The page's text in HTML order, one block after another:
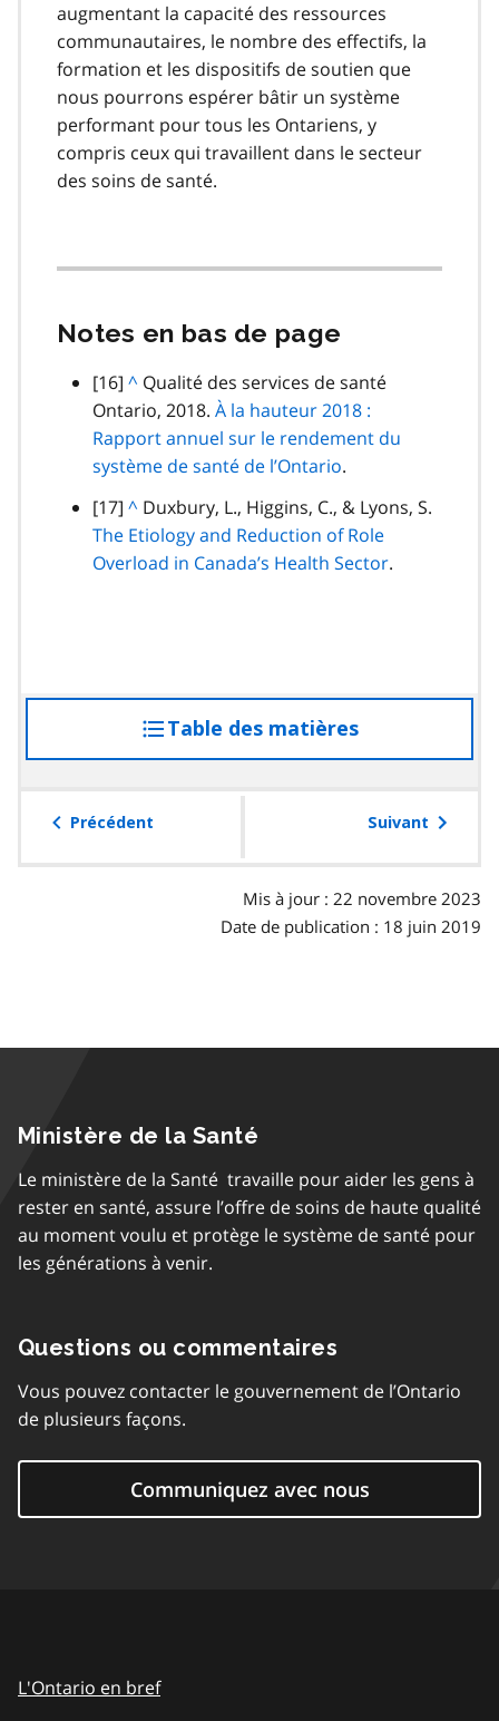
e
7
augmentant la capacité des ressources
communautaires, le nombre des effectifs, la
formation et les dispositifs de soutien que
nous pourrons espérer bâtir un système
performant pour tous les Ontariens, y
compris ceux qui travaillent dans le secteur
des soins de santé.
Notes en bas de page
note
de
bas
de
[16] R
e
t
o
a
u
h
^ Qualité des services de santé
Ontario, 2018. À la hauteur 2018 :
Rapport annuel sur le rendement du
système de santé de l’Ontario.
note
de
bas
[17] R
e
t
u
a
a
^ Duxbury, L., Higgins, C., & Lyons, S.
The Etiology and Reduction of Role
Overload in Canada’s Health Sector.
Table des matières
à
table
Précédent Suivant
Mis à jour : 22 novembre 2023
Date de publication : 18 juin 2019
Ministère de la Santé
Le ministère de la Santé travaille pour aider les gens à
rester en santé, assure l’offre de soins de haute qualité
au moment voulu et protège le système de santé pour
les générations à venir.
Questions ou commentaires
Vous pouvez contacter le gouvernement de l’Ontario
de plusieurs façons.
Communiquez avec nous
L'Ontario en bref